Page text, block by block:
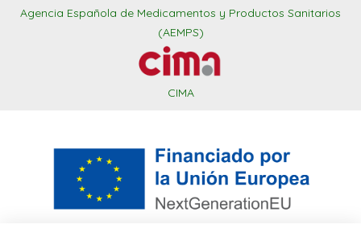
Agencia Española de Medicamentos y Productos Sanitarios
(AEMPS)
CIMA